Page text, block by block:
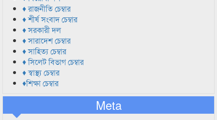
♦ রাজনীতি চেম্বার
♦ শীর্ষ সংবাদ চেম্বার
♦ সরকারী দল
♦ সারাদেশ চেম্বার
♦ সাহিত্য চেম্বার
♦ সিলেট বিভাগ চেম্বার
♦ স্বাস্থ্য চেম্বার
♦শিক্ষা চেম্বার
Meta